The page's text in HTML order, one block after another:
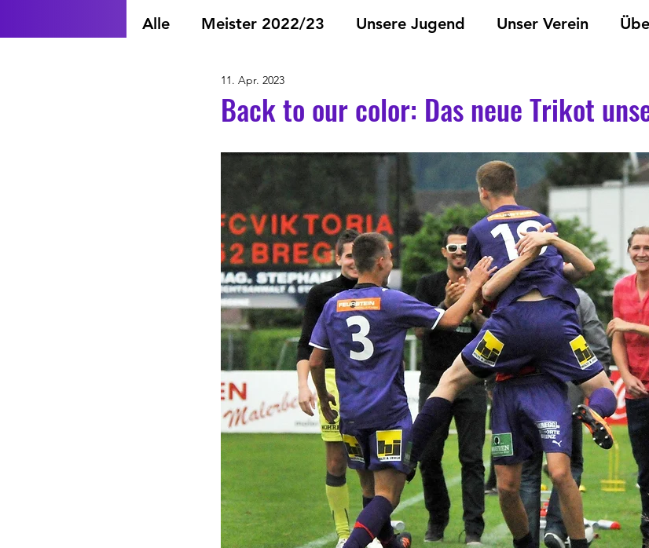
Alle Meister 2022/23 Unsere Jugend Unser Verein
Back to our color: Das neue Trikot
11. Apr. 2023